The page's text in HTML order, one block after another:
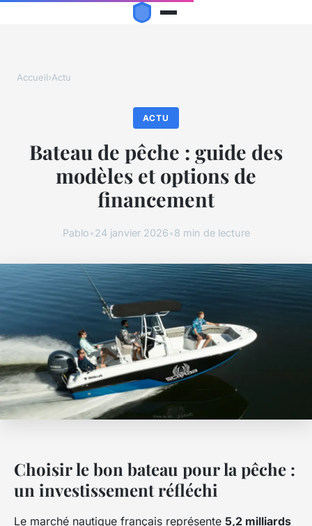
Accueil›Actu
ACTU
Bateau de pêche : guide des
modèles et options de
financement
Pablo•24 janvier 2026•8 min de lecture
Choisir le bon bateau pour la pêche :
un investissement réfléchi
Le marché nautique français représente 5,2 milliards